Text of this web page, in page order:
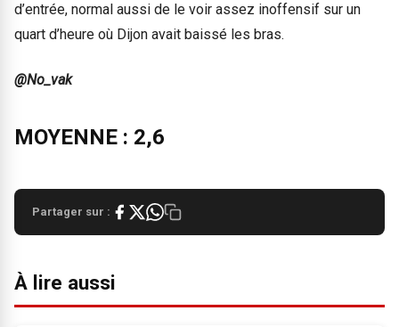
d’entrée, normal aussi de le voir assez inoffensif sur un
quart d’heure où Dijon avait baissé les bras.
@No_vak
MOYENNE : 2,6
Partager sur :
À lire aussi